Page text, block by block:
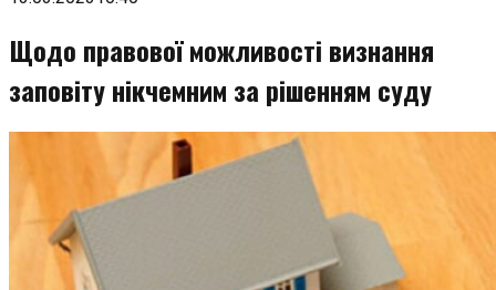
Щодо правової можливості визнання
заповіту нікчемним за рішенням суду